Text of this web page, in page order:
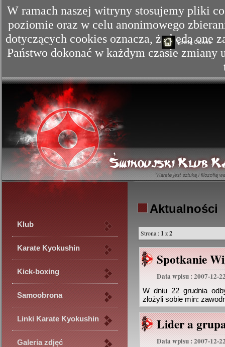
W ramach naszej witryny stosujemy pliki
poziomie oraz w celu anonimowego
dotyczących cookies oznacza, że będą one
Państwo dokonać w każdym czasie
Strona Główna
Klub
Karate Kyokushin
Kick-boxing
Samoobrona
Linki Karate Kyokushin
Galeria zdjęć
Aktualności
Strona : 1 z2
Spotkanie
Data wpisu : 2007-12-
W dniu 22 grudnia
złożyli sobie min:
Lider a
Data wpisu : 2007-12-